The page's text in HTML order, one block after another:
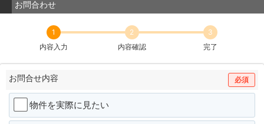
お問合わせ
1
内容入力
2
内容確認
3
完了
お問合せ内容 必須
物件を実際に見たい